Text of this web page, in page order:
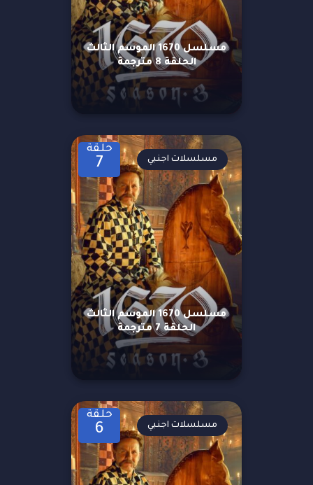
مسلسل 1670 الموسم الثالث
الحلقة 8 مترجمة
حلقة
7
مسلسل 1670 الموسم الثالث
الحلقة 7 مترجمة
مسلسلات اجنبي
حلقة
6 مسلسلات اجنبي